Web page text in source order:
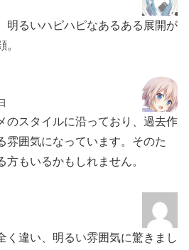
明るいハピハピなあるある展開が
のスタイルに沿っており、過去作
雰囲気になっています。そのた
もいるかもしれません。
く違い、明るい雰囲気に驚きまし